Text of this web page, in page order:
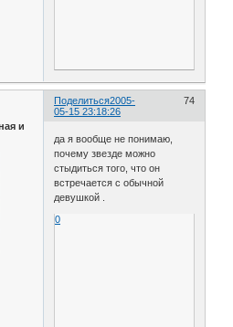
Поделиться 74
2005-
05-15 23:18:26
и
да я вообще не понимаю,
почему звезде можно
стыдиться того, что он
встречается с обычной
девушкой .
0